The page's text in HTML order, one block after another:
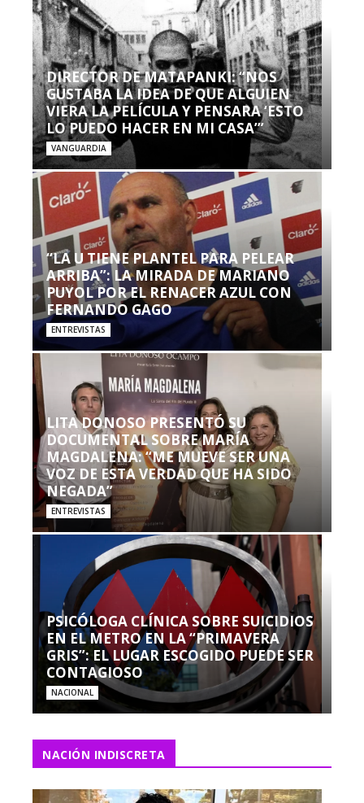
DIRECTOR DE MATAPANKI: “NOS
GUSTABA LA IDEA DE QUE ALGUIEN
VIERA LA PELÍCULA Y PENSARA ‘ESTO
LO PUEDO HACER EN MI CASA’”
VANGUARDIA
“LA U TIENE PLANTEL PARA PELEAR
ARRIBA”: LA MIRADA DE MARIANO
PUYOL POR EL RENACER AZUL CON
FERNANDO GAGO
ENTREVISTAS
LITA DONOSO PRESENTÓ SU
DOCUMENTAL SOBRE MARÍA
MAGDALENA: “ME MUEVE SER UNA
VOZ DE ESTA VERDAD QUE HA SIDO
NEGADA”
ENTREVISTAS
PSICÓLOGA CLÍNICA SOBRE SUICIDIOS
EN EL METRO EN LA “PRIMAVERA
GRIS”: EL LUGAR ESCOGIDO PUEDE SER
CONTAGIOSO
NACIONAL
NACIÓN INDISCRETA